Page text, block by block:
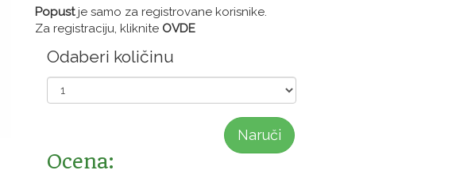
Popust je samo za registrovane korisnike.
Za registraciju, kliknite OVDE
Odaberi količinu
Naruči
Ocena: